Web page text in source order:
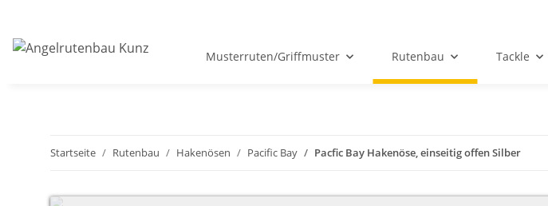
Musterruten/Griffmuster Rutenbau Tackle
Startseite Rutenbau Hakenösen Pacific Bay Pacfic Bay Hakenöse, einseitig offen Silber